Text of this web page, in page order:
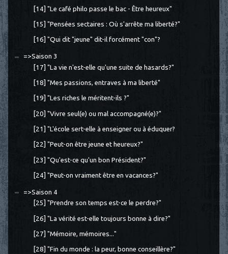
[14] "Le café philo passe le bac - Être heureux"
[15] "Pensées sectaires : Où s'arrête ma liberté?"
[16] "Qui dit "jeune" dit-il forcément "con"?
=>Saison 3
[17] "La vie n'est-elle qu'une suite de hasards?"
[18] "Mes passions, entraves à ma liberté"
[19] "Les riches le méritent-ils ?"
[20] "Vivre seul(e) ou mal accompagné(e)?"
[21] "L'école sert-elle à enseigner ou à éduquer?
[22] "Peut-on être jeune et heureux?"
[23] "Qu'est-ce qu'un bon Président?"
[24] "Peut-on vraiment être en vacances?"
=>Saison 4
[25] "Prendre son temps est-ce le perdre?"
[26] "La vérité est-elle toujours bonne à dire?"
[27] "Mémoire, mémoires..."
[28] "Fin du monde : la peur, bonne conseillère?"